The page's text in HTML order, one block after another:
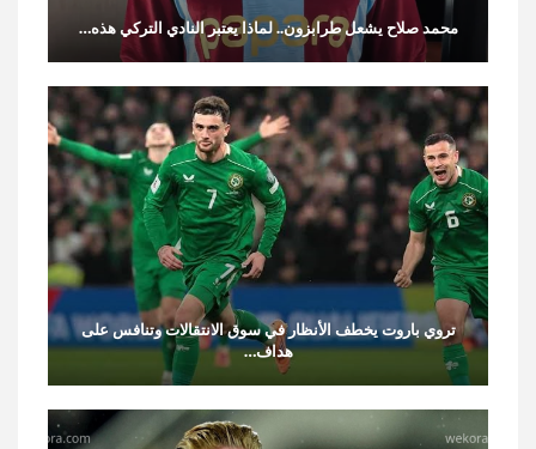
محمد صلاح يشعل طرابزون.. لماذا يعتبر النادي التركي هذه…
تروي باروت يخطف الأنظار في سوق الانتقالات وتنافس على
هداف…